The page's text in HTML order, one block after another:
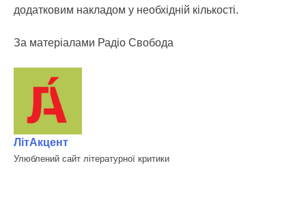
додатковим накладом у необхідній кількості.
За матеріалами Радіо Свобода
ЛітАкцент
Улюблений сайт літературної критики